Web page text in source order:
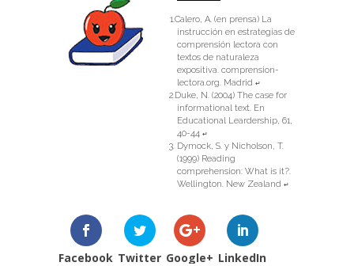
Calero, A. (en prensa) La
instrucción en estrategias de
comprensión lectora con
textos de naturaleza
expositiva. comprension-
lectora.org. Madrid ↵
Duke, N. (2004) The case for
informational text. En
Educational Leardership, 61,
40-44 ↵
Dymock, S. y Nicholson, T.
(1999) Reading
comprehension: What is it?.
Wellington. New Zealand ↵
Facebook Twitter Google+ LinkedIn